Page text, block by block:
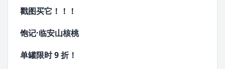
戳图买它！！！
饱记·临安山核桃
单罐限时 9 折！